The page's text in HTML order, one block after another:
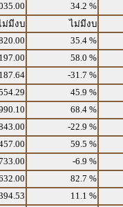
34.2 %
ม่มีงบ ไม่มีงบ
35.4 %
58.0 %
-31.7 %
45.9 %
68.4 %
-22.9 %
59.5 %
-6.9 %
82.7 %
11.1 %